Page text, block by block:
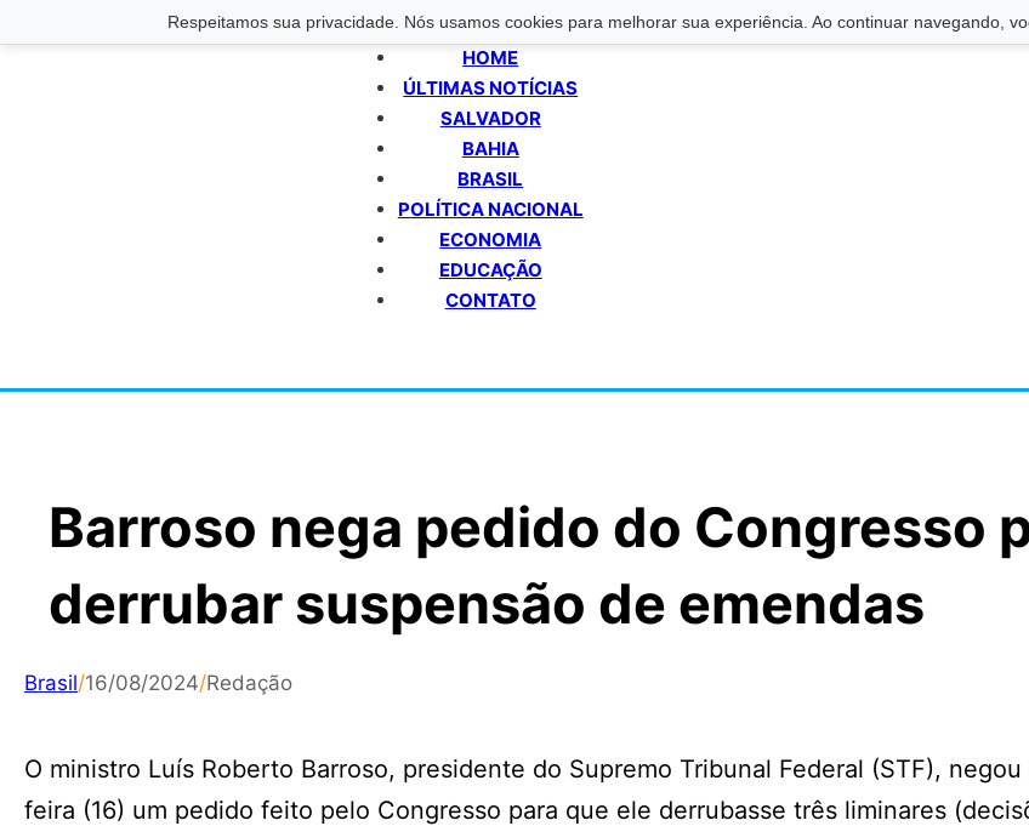
Respeitamos sua privacidade. Nós usamos cookies para melhorar sua experiência. Ao continuar navegando,
HOME
ÚLTIMAS NOTÍCIAS
SALVADOR
BAHIA
BRASIL
POLÍTICA NACIONAL
ECONOMIA
EDUCAÇÃO
CONTATO
Barroso nega pedido do Congresso
derrubar suspensão de emendas
Brasil/16/08/2024/Redação
O ministro Luís Roberto Barroso, presidente do Supremo Tribunal Federal (STF),
feira (16) um pedido feito pelo Congresso para que ele derrubasse três liminares